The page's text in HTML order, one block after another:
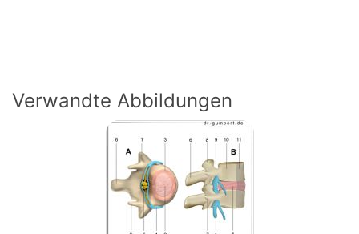
Verwandte Abbildungen